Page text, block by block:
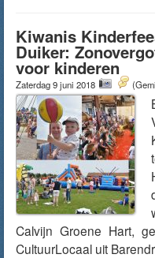
Kiwanis
Duiker:
voor kinderen
Zaterdag 9 juni 2018
Calvijn Groene Hart,
CultuurLocaal uit